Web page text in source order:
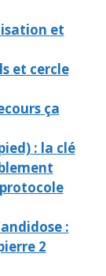
et
et cercle
ça
: la clé
:
2